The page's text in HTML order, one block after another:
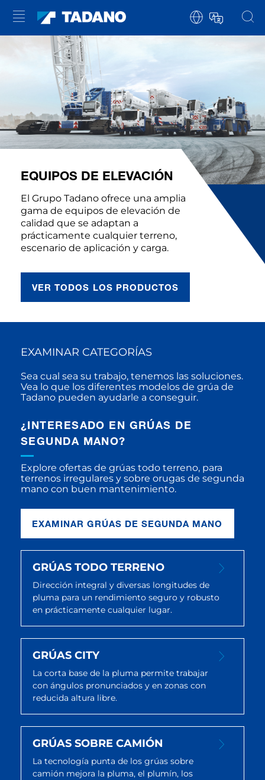
EQUIPOS DE ELEVACIÓN
El Grupo Tadano ofrece una amplia
gama de equipos de elevación de
calidad que se adaptan a
prácticamente cualquier terreno,
escenario de aplicación y carga.
VER TODOS LOS PRODUCTOS
EXAMINAR CATEGORÍAS
Sea cual sea su trabajo, tenemos las soluciones.
Vea lo que los diferentes modelos de grúa de
Tadano pueden ayudarle a conseguir.
¿INTERESADO EN GRÚAS DE
SEGUNDA MANO?
Explore ofertas de grúas todo terreno, para
terrenos irregulares y sobre orugas de segunda
mano con buen mantenimiento.
EXAMINAR GRÚAS DE SEGUNDA MANO
GRÚAS TODO TERRENO
Dirección integral y diversas longitudes de
pluma para un rendimiento seguro y robusto
en prácticamente cualquier lugar.
GRÚAS CITY
La corta base de la pluma permite trabajar
con ángulos pronunciados y en zonas con
reducida altura libre.
GRÚAS SOBRE CAMIÓN
La tecnología punta de los grúas sobre
camión mejora la pluma, el plumín, los